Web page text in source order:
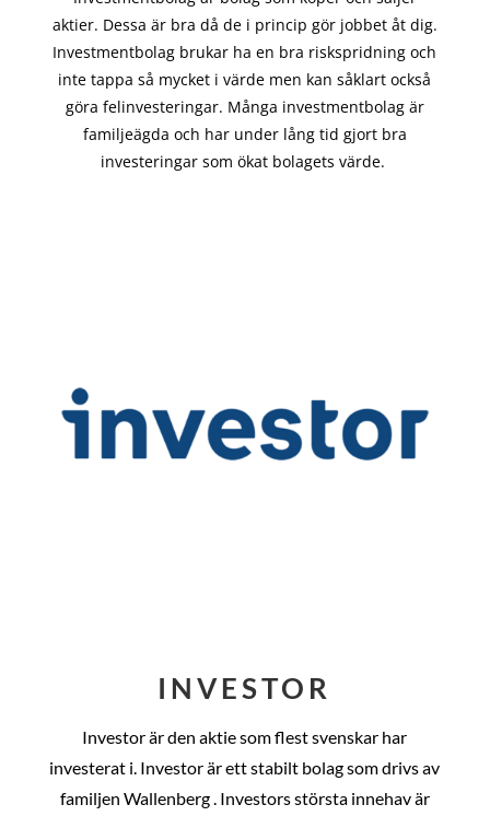
aktier. Dessa är bra då de i princip görjobbet åt dig.
Investmentbolag brukar ha en bra riskspridning och
inte tappa så mycket i värde men kan såklart också
göra felinvesteringar. Många investmentbolag är
familjeägda och har under lång tid gjort bra
investeringar som ökat bolagets värde.
INVESTOR
Investor är den aktie som flest svenskar har
investerat i. Investor är ett stabilt bolag som drivs av
familjen Wallenberg . Investors största innehav är